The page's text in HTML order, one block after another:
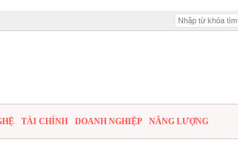
TÀI CHÍNH DOANH NGHIỆP NĂNG LƯỢNG